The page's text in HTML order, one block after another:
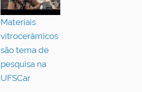
Materiais
vitrocerâmicos
são tema de
pesquisa na
UFSCar